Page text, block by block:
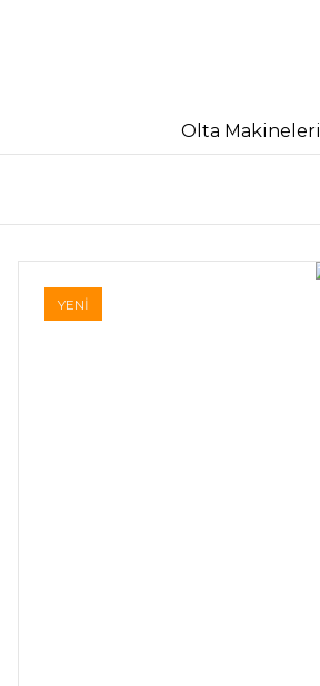
Olta Makineleri
YENİ